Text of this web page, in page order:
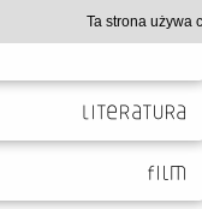
Ta strona używa